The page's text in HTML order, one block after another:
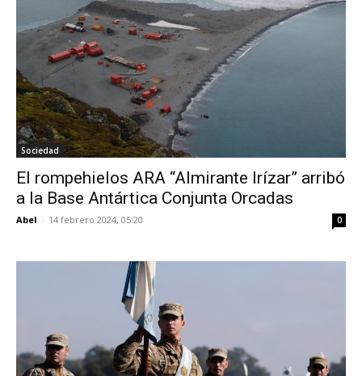
Sociedad
El rompehielos ARA “Almirante Irízar” arribó
a la Base Antártica Conjunta Orcadas
Abel - 14 febrero 2024, 05:20 0